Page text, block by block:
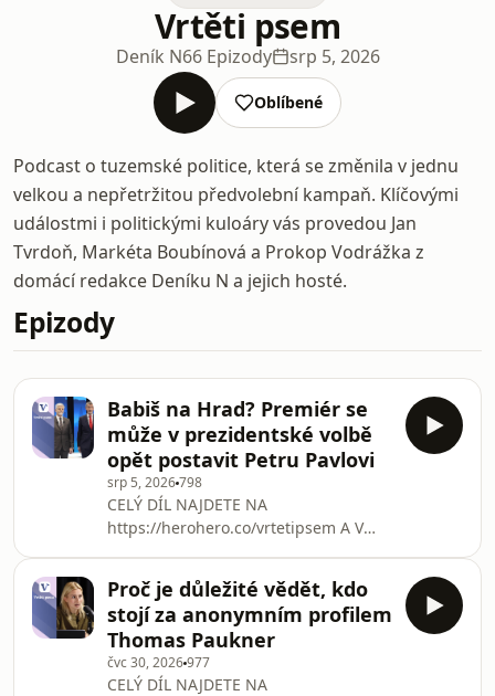
Vrtěti psem
Deník N66 Epizody srp 5, 2026
Oblíbené
Podcast o tuzemské politice, která se změnila v jednu
velkou a nepřetržitou předvolební kampaň. Klíčovými
událostmi i politickými kuloáry vás provedou Jan
Tvrdoň, Markéta Boubínová a Prokop Vodrážka z
domácí redakce Deníku N a jejich hosté.
Epizody
Babiš na Hrad? Premiér se
může v prezidentské volbě
opět postavit Petru Pavlovi
srp 5, 2026798
CELÝ DÍL NAJDETE NA
https://herohero.co/vrtetipsem A V
https://denikn.cz/tag/vrtetipsem Jak
dostat z Pražského hradu Petra Pavla?
S touto otázkou se potýkají v
posledních týdnech vládní strany a
napětí mezi nimi a prezidentem ji
Proč je důležité vědět, kdo
stojí za anonymním profilem
Thomas Paukner
čvc 30, 2026977
CELÝ DÍL NAJDETE NA